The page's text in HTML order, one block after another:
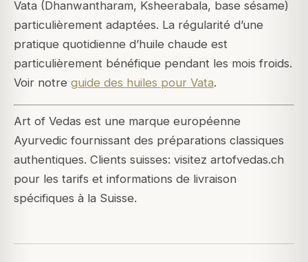
Vata (Dhanwantharam, Ksheerabala, base sésame)
particulièrement adaptées. La régularité d’une
pratique quotidienne d’huile chaude est
particulièrement bénéfique pendant les mois froids.
Voir notre guide des huiles pour Vata.
Art of Vedas est une marque européenne
Ayurvedic fournissant des préparations classiques
authentiques. Clients suisses: visitez artofvedas.ch
pour les tarifs et informations de livraison
spécifiques à la Suisse.